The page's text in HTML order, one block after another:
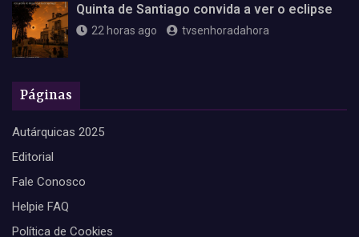
Quinta de Santiago convida a ver o eclipse
22 horas ago tvsenhoradahora
Páginas
Autárquicas 2025
Editorial
Fale Conosco
Helpie FAQ
Política de Cookies